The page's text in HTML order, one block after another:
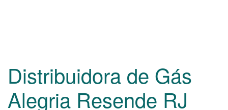
Distribuidora de Gás
Alegria Resende RJ